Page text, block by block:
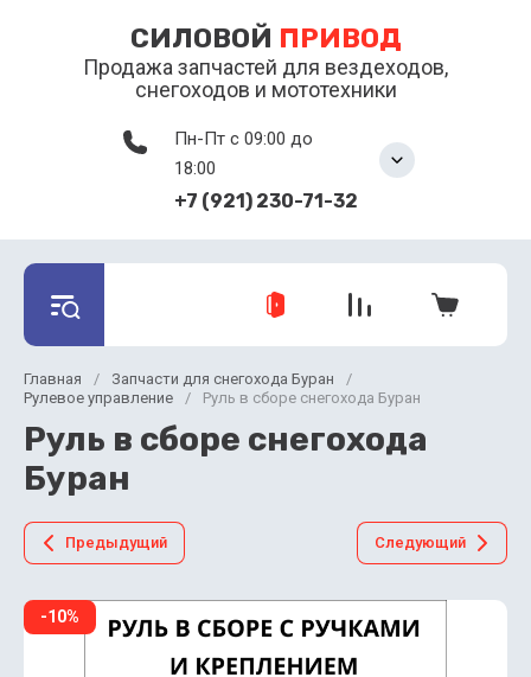
СИЛОВОЙ ПРИВОД
Продажа запчастей для вездеходов,
снегоходов и мототехники
Пн-Пт с 09:00 до
18:00
+7 (921) 230-71-32
Главная / Запчасти для снегохода Буран
/
Рулевое управление
/ Руль в сборе снегохода Буран
Руль в сборе снегохода
Буран
Предыдущий Следующий
-10%